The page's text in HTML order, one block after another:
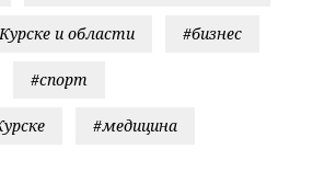
и области #бизнес
#спорт
#медицина